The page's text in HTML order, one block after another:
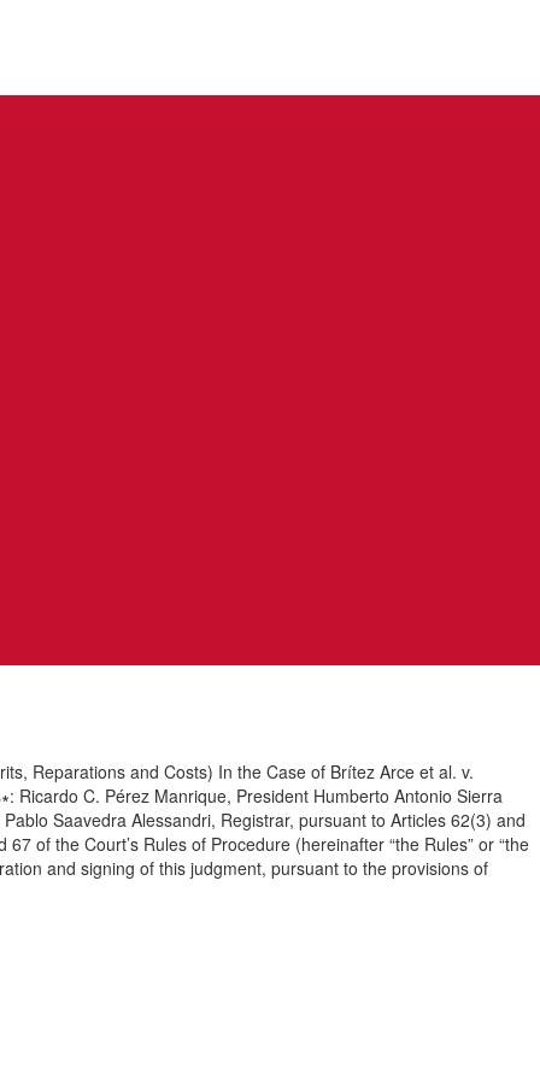
Reparations and Costs) In the Case of Brítez Arce et al. v.
Ricardo C. Pérez Manrique, President Humberto Antonio Sierra
Saavedra Alessandri, Registrar, pursuant to Articles 62(3) and
of the Court’s Rules of Procedure (hereinafter “the Rules” or “the
and signing of this judgment, pursuant to the provisions of